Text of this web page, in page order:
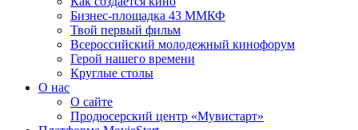
Бизнес-площадка 43 ММКФ
Твой первый фильм
Всероссийский молодежный кинофорум
Герой нашего времени
Круглые столы
О нас
О сайте
Продюсерский центр «Мувистарт»